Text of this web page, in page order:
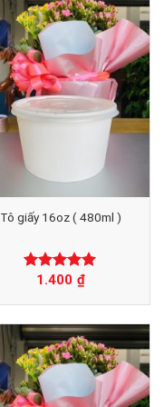
Tô giấy 16oz ( 480ml )
Được xếp
sao
1.400 ₫